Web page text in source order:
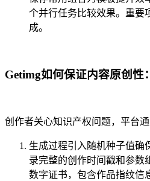
个并行任务比较效果。重要
成。
Getimg如何保证内容原创性
创作者关心知识产权问题，平台
生成过程引入随机种子值确
录完整的创作时间戳和参数
数字证书，包含作品指纹信